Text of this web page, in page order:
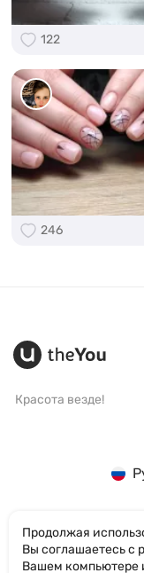
122
246
Красота везде!
Продолжая
Вы соглашаетесь с
Вашем компьютере